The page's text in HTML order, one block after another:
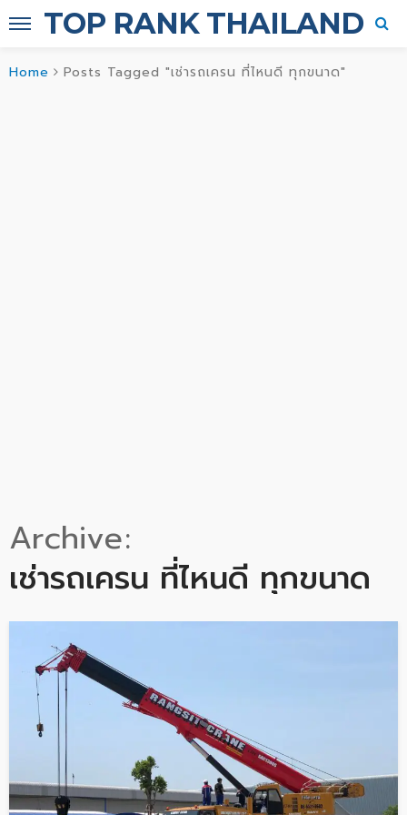
TOP RANK THAILAND
Home Posts Tagged "เช่ารถเครน ที่ไหนดี ทุกขนาด"
Archive
เช่ารถเครน ที่ไหนดี ทุกขนาด